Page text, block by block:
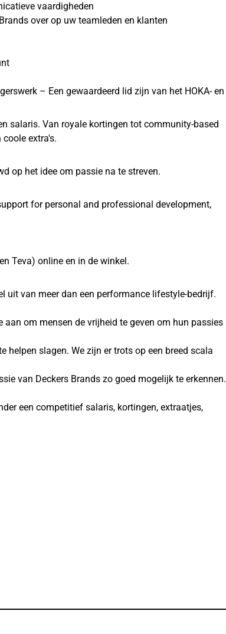
vaardigheden
over op uw teamleden en klanten
– Een gewaardeerd lid zijn van het HOKA- en
salaris. Van royale kortingen tot community-based
extra's.
op het idee om passie na te streven.
for personal and professional development,
Teva) online en in de winkel.
uit van meer dan een performance lifestyle-bedrijf.
aan om mensen de vrijheid te geven om hun passies
slagen. We zijn er trots op een breed scala
van Deckers Brands zo goed mogelijk te erkennen.
een competitief salaris, kortingen, extraatjes,